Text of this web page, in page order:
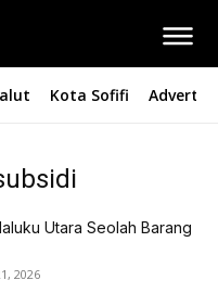
Kota Sofifi
Utara Seolah Barang
2026